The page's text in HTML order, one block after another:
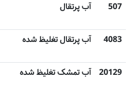
507 آب پرتقال
4083 آب پرتقال تغلیظ شده
20129 آب تمشک تغلیظ شده